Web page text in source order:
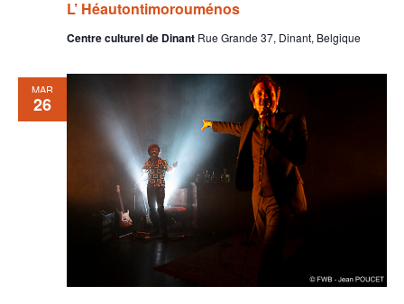
L’ Héautontimorouménos
Centre culturel de Dinant Rue Grande 37, Dinant, Belgique
MAR
26